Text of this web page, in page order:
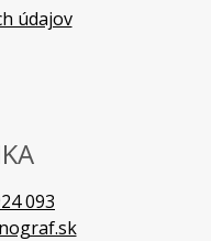
údajov
093